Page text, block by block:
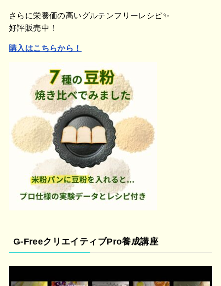
さらに栄養価の高いグルテンフリーレシピ✨
好評販売中！
購入はこちらから！
G-FreeクリエイティブPro養成講座